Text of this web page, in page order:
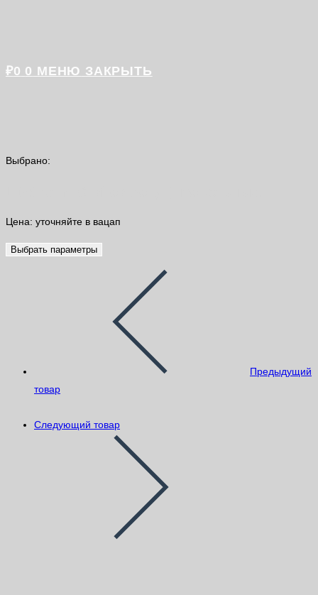
₽0 0 МЕНЮ ЗАКРЫТЬ
Выбрано:
Цена: уточняйте в вацап
Выбрать параметры
Предыдущий
товар
Следующий товар